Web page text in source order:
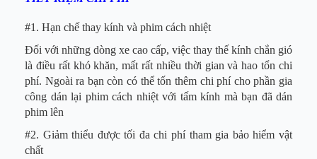
#1. Hạn chế thay kính và phim cách nhiệt
Đối với những dòng xe cao cấp, việc thay thế kính chắn gió
là điều rất khó khăn, mất rất nhiều thời gian và hao tổn chi
phí. Ngoài ra bạn còn có thể tốn thêm chi phí cho phần gia
công dán lại phim cách nhiệt với tấm kính mà bạn đã dán
phim lên
#2. Giảm thiểu được tối đa chi phí tham gia bảo hiểm vật
chất